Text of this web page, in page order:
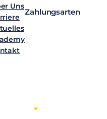
Uns
Zahlungsarten